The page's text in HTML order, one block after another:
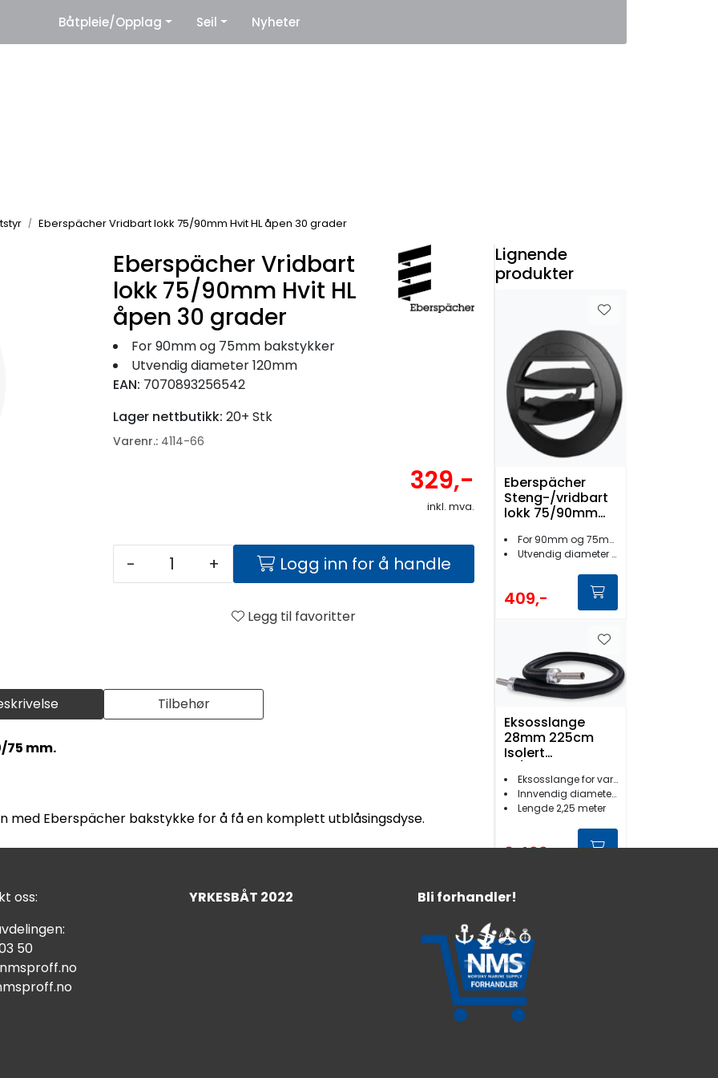
Leverandører
Båtpleie/Opplag Seil Nyheter
Eberspächer Vridbart lokk 75/90mm Hvit HL åpen 30 grader
Tilbehør
75 mm.
med Eberspächer bakstykke for å få en komplett utblåsingsdyse.
Eberspächer Vridbart
lokk 75/90mm Hvit HL
åpen 30 grader
For 90mm og 75mm bakstykker
Utvendig diameter 120mm
EAN: 7070893256542
Lager nettbutikk: 20+ Stk
Varenr.: 4114-66
329,-
inkl. mva.
- + Logg inn for å handle
Legg til favoritter
Lignende
produkter
Eberspächer
Steng-/vridbart
lokk 75/90mm
For 90mm og 75mm bakstykker
Utvendig diameter 120 mm
409,-
Eksosslange
28mm 225cm
Isolert
Rustfri
Eksosslange for varmeapparat
Innvendig diameter 28 mm
Lengde 2,25 meter
2.499,-
Eberspächer
Drivstoffpumpe
D2/D4/D4+ 12V
oss:
50
YRKESBÅT 2022 Bli forhandler!